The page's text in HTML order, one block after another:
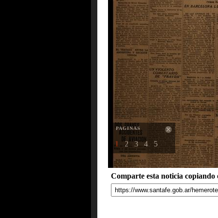
PAGINAS
1 2 3 4 5
Comparte esta noticia copiando